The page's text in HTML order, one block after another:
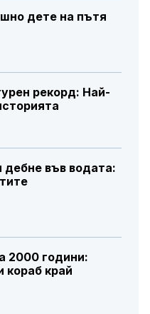
дете на пътя
рекорд: Най-
във водата:
2000 години:
кораб край